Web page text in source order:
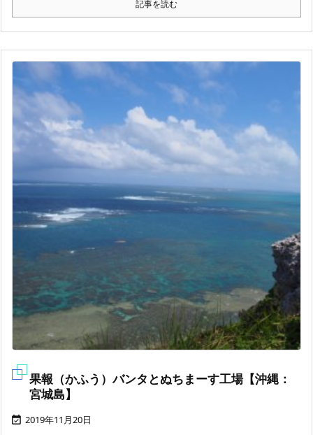
記事を読む
果報（かふう）バンタとぬちまーす工場【沖縄：
宮城島】
 2019年11月20日